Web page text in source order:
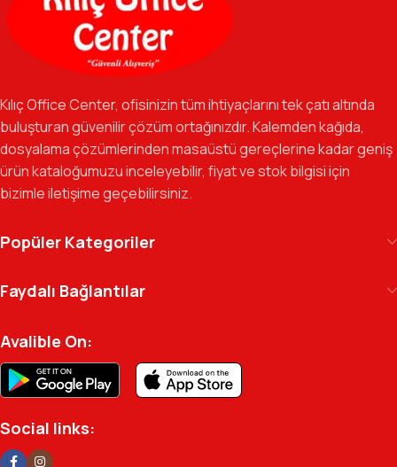
şeyi tek bir çatı altında, en uygun fiyat avantajlarıyla bulmanızı
sağlıyoruz.
Özverili Takım Ruhu:İşini tutkuyla yapan, güler yüzlü ve çözüm
güvenilir bir yol arkadaşı olmayı hedefliyoruz.
Gelecek Vizyonu:Kurumsal kimliğimizi yeni iş birlikleri ve global
markalarla güçlendirerek, Türkiye genelinde müşteri ağımızı her
geçen gün büyütmeye devam ediyoruz.
Kılıç Office Center
arşivinizdeki dosyaya kadar her detayda yanınızda.
Ofisinizin enerjisini ve verimliliğini artırmak için
profesyonel kadromuzla hizmetinizdeyiz.
Kılıç Office Center, ofisinizin tüm ihtiyaçlarını tek çatı altında
buluşturan güvenilir çözüm ortağınızdır. Kalemden kağıda,
dosyalama çözümlerinden masaüstü gereçlerine kadar geniş
ürün kataloğumuzu inceleyebilir, fiyat ve stok bilgisi için
bizimle iletişime geçebilirsiniz.
Popüler Kategoriler
Faydalı Bağlantılar
Avalible On:
Social links: